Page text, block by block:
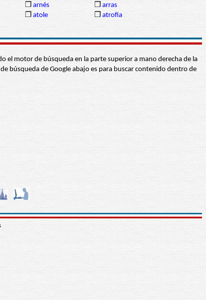
❒ arnés ❒ arras
❒ atole ❒ atrofia
el motor de búsqueda en la parte superior a mano derecha de la
búsqueda de Google abajo es para buscar contenido dentro de